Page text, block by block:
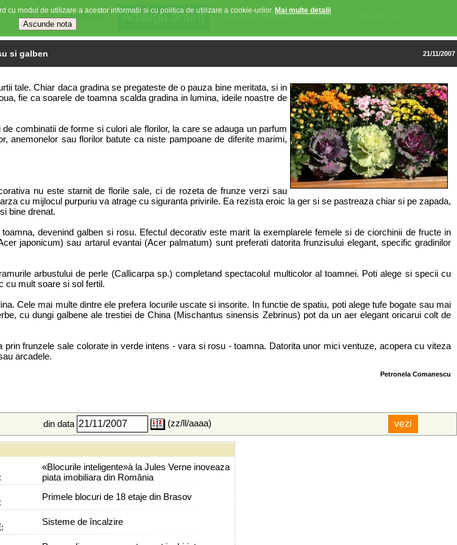
Contact
Anunturi favorite
Stiri imobiliare
si galben 21/11/2007
tale. Chiar daca gradina se pregateste de o pauza bine meritata, si in
fie ca soarele de toamna scalda gradina in lumina, ideile noastre de
combinatii de forme si culori ale florilor, la care se adauga un parfum
anemonelor sau florilor batute ca niste pampoane de diferite marimi,
nu este starnit de florile sale, ci de rozeta de frunze verzi sau
cu mijlocul purpuriu va atrage cu siguranta privirile. Ea rezista eroic la ger si se pastreaza chiar si pe zapada,
bine drenat.
devenind galben si rosu. Efectul decorativ este marit la exemplarele femele si de ciorchinii de fructe in
japonicum) sau artarul evantai (Acer palmatum) sunt preferati datorita frunzisului elegant, specific gradinilor
arbustului de perle (Callicarpa sp.) completand spectacolul multicolor al toamnei. Poti alege si specii cu
cu mult soare si sol fertil.
Cele mai multe dintre ele prefera locurile uscate si insorite. In functie de spatiu, poti alege tufe bogate sau mai
cu dungi galbene ale trestiei de China (Mischantus sinensis Zebrinus) pot da un aer elegant oricarui colt de
frunzele sale colorate in verde intens - vara si rosu - toamna. Datorita unor mici ventuze, acopera cu viteza
arcadele.
Petronela Comanescu
din data (zz/ll/aaaa)
:
«Blocurile inteligente»à la Jules Verne inoveaza
piata imobiliara din România
:
Primele blocuri de 18 etaje din Brasov
:
Sisteme de încalzire
cu modul de utilizare a acestor informatii si cu politica de utilizare a cookie-urilor. Mai multe detalii